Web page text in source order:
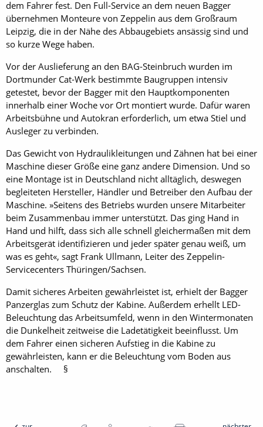
dem Fahrer fest. Den Full-Service an dem neuen Bagger
übernehmen Monteure von Zeppelin aus dem Großraum
Leipzig, die in der Nähe des Abbaugebiets ansässig sind und
so kurze Wege haben.
Vor der Auslieferung an den BAG-Steinbruch wurden im
Dortmunder Cat-Werk bestimmte Baugruppen intensiv
getestet, bevor der Bagger mit den Hauptkomponenten
innerhalb einer Woche vor Ort montiert wurde. Dafür waren
Arbeitsbühne und Autokran erforderlich, um etwa Stiel und
Ausleger zu verbinden.
Das Gewicht von Hydraulikleitungen und Zähnen hat bei einer
Maschine dieser Größe eine ganz andere Dimension. Und so
eine Montage ist in Deutschland nicht alltäglich, deswegen
begleiteten Hersteller, Händler und Betreiber den Aufbau der
Maschine. »Seitens des Betriebs wurden unsere Mitarbeiter
beim Zusammenbau immer unterstützt. Das ging Hand in
Hand und hilft, dass sich alle schnell gleichermaßen mit dem
Arbeitsgerät identifizieren und jeder später genau weiß, um
was es geht«, sagt Frank Ullmann, Leiter des Zeppelin-
Servicecenters Thüringen/Sachsen.
Damit sicheres Arbeiten gewährleistet ist, erhielt der Bagger
Panzerglas zum Schutz der Kabine. Außerdem erhellt LED-
Beleuchtung das Arbeitsumfeld, wenn in den Wintermonaten
die Dunkelheit zeitweise die Ladetätigkeit beeinflusst. Um
dem Fahrer einen sicheren Aufstieg in die Kabine zu
gewährleisten, kann er die Beleuchtung vom Boden aus
anschalten. §